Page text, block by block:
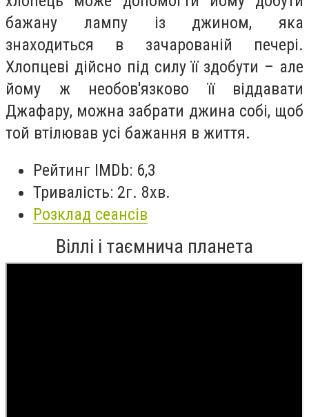
бажану лампу із джином, яка
знаходиться в зачарованій печері.
Хлопцеві дійсно під силу її здобути – але
йому ж необов'язково її віддавати
Джафару, можна забрати джина собі, щоб
той втілював усі бажання в життя.
Рейтинг IMDb: 6,3
Тривалість: 2г. 8хв.
Розклад сеансів
Віллі і таємнича планета